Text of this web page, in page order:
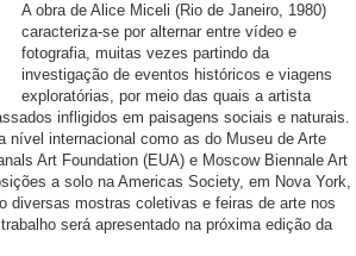
A obra de Alice Miceli (Rio de Janeiro, 1980)
caracteriza-se por alternar entre vídeo e
fotografia, muitas vezes partindo da
investigação de eventos históricos e viagens
exploratórias, por meio das quais a artista
infligidos em paisagens sociais e naturais.
nível internacional como as do Museu de Arte
Art Foundation (EUA) e Moscow Biennale Art
a solo na Americas Society, em Nova York,
diversas mostras coletivas e feiras de arte nos
será apresentado na próxima edição da